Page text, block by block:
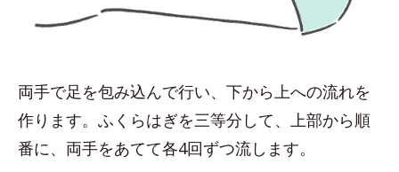
両手で足を包み込んで行い、下から上への流れを
作ります。ふくらはぎを三等分して、上部から順
番に、両手をあてて各4回ずつ流します。